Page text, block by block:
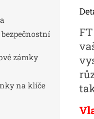
zámky
na klíče